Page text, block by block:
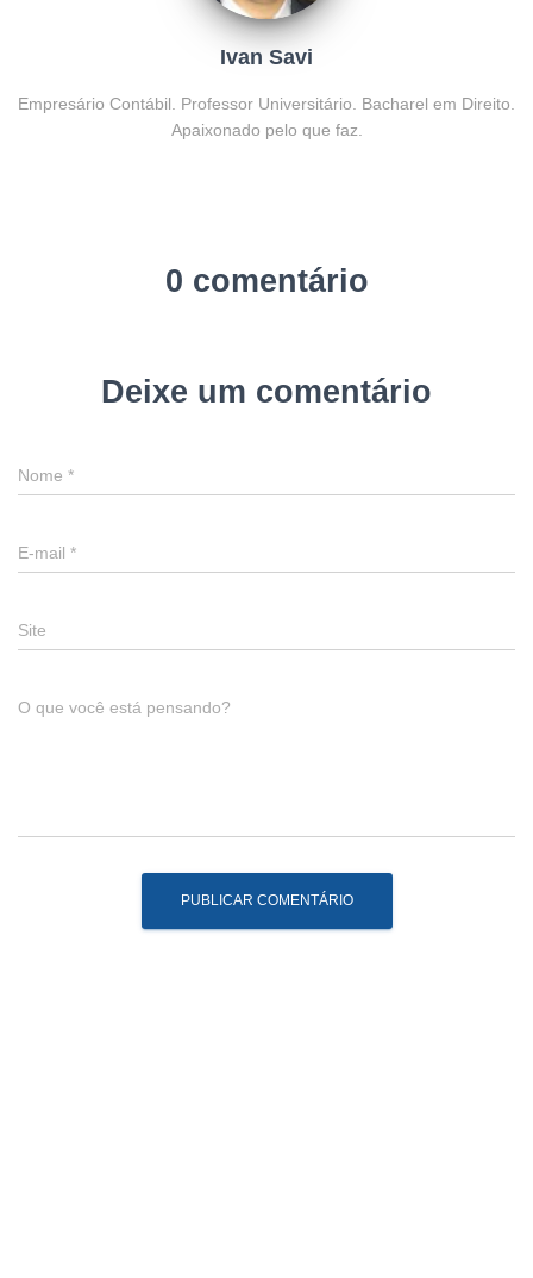
Ivan Savi
Empresário Contábil. Professor Universitário. Bacharel em Direito.
Apaixonado pelo que faz.
0 comentário
Deixe um comentário
Nome *
E-mail *
Site
O que você está pensando?